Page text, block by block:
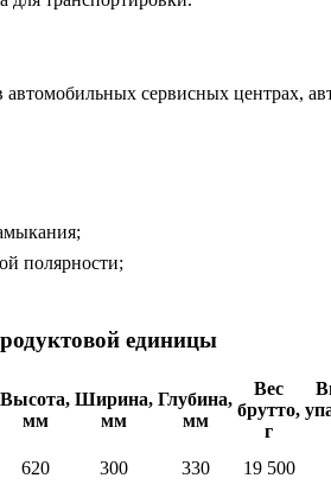
сервисных центрах,
полярности;
единицы
Высота,
мм
Ширина,
мм
Глубина,
мм
Вес
брутто,
г
620 300 330
19 500